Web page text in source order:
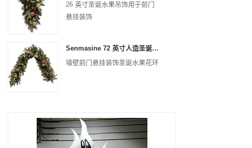
26 英寸圣诞水果吊饰用于前门
悬挂装饰
Senmasine 72 英寸人造圣诞水果花环，适用于楼梯壁炉悬挂装饰
墙壁前门悬挂装饰圣诞水果花环